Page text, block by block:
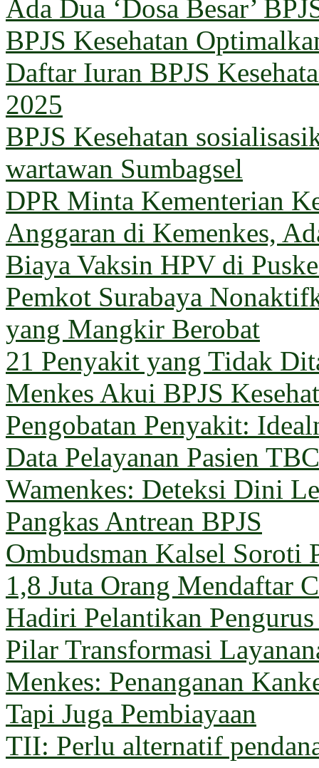
Ada Dua ‘Dosa Besar’
BPJS Kesehatan
Daftar Iuran BPJS
2025
BPJS Kesehatan
wartawan Sumbagsel
DPR Minta Kementerian
Anggaran di Kemenkes,
Biaya Vaksin HPV di
Pemkot Surabaya
yang Mangkir Berobat
21 Penyakit yang Tidak
Menkes Akui BPJS
Pengobatan Penyakit:
Data Pelayanan Pasien
Wamenkes: Deteksi Dini
Pangkas Antrean BPJS
Ombudsman Kalsel Soroti
1,8 Juta Orang Mendaftar
Hadiri Pelantikan
Pilar Transformasi
Menkes: Penanganan
Tapi Juga Pembiayaan
TII: Perlu alternatif